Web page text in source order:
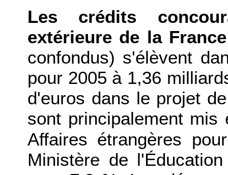
Les crédits
extérieure de la
confondus) s'élèvent
pour 2005 à 1,36
d'euros dans le projet
sont principalement
Affaires étrangères
Ministère de